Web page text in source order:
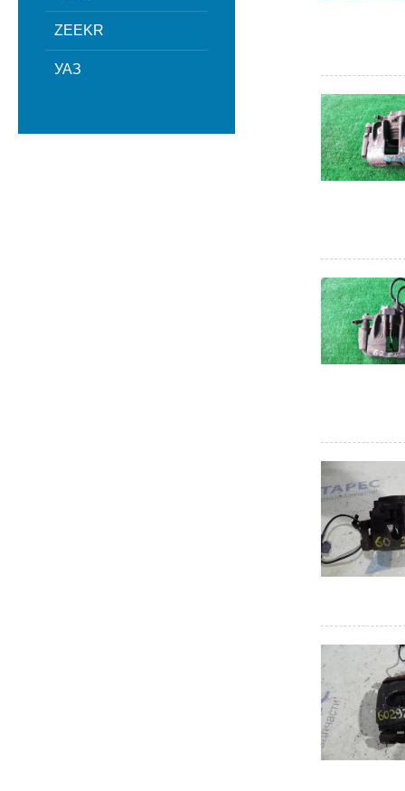
ZEEKR
УАЗ